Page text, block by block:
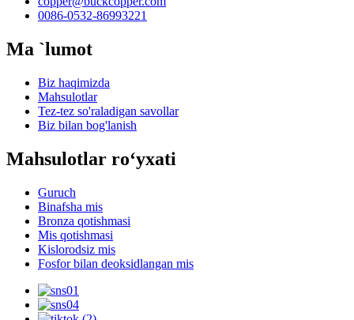
0086-0532-86993221
Ma `lumot
Biz haqimizda
Mahsulotlar
Tez-tez so'raladigan savollar
Biz bilan bog'lanish
Mahsulotlar roʻyxati
Guruch
Binafsha mis
Bronza qotishmasi
Mis qotishmasi
Kislorodsiz mis
Fosfor bilan deoksidlangan mis